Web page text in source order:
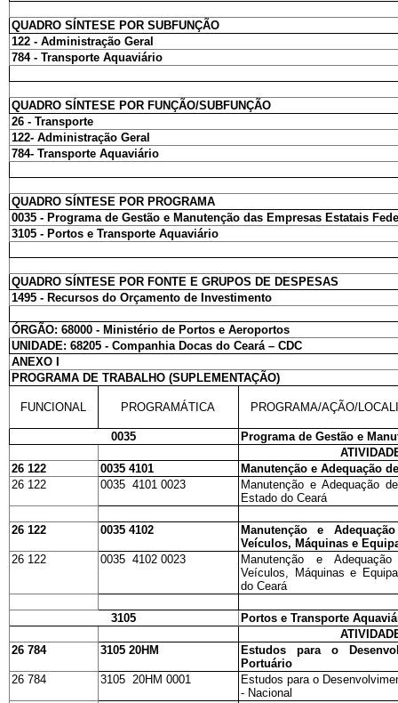
QUADRO SÍNTESE POR SUBFUNÇÃO
122 - Administração Geral
784 - Transporte Aquaviário
QUADRO SÍNTESE POR FUNÇÃO/SUBFUNÇÃO
26 - Transporte
122- Administração Geral
784- Transporte Aquaviário
QUADRO SÍNTESE POR PROGRAMA
0035 - Programa de Gestão e Manutenção das Empresas Estatais
3105 - Portos e Transporte Aquaviário
QUADRO SÍNTESE POR FONTE E GRUPOS DE DESPESAS
1495 - Recursos do Orçamento de Investimento
ÓRGÃO: 68000 - Ministério de Portos e Aeroportos
UNIDADE: 68205 - Companhia Docas do Ceará – CDC
ANEXO I
PROGRAMA DE TRABALHO (SUPLEMENTAÇÃO)
FUNCIONAL PROGRAMÁTICA PROGRAMA/AÇÃO/
0035
Programa de Gestão e
26 122
0035 4101
Manutenção e Adequação
26 122
0035 4101 0023
Manutenção e Adequação
Estado do Ceará
26 122 0035 4102
Manutenção e
Veículos, Máquinas e
26 122
0035 4102 0023
Manutenção e
Veículos, Máquinas e
do Ceará
3105
Portos e Transporte
26 784
3105 20HM
Estudos para o
Portuário
26 784
3105 20HM 0001
Estudos para o
- Nacional